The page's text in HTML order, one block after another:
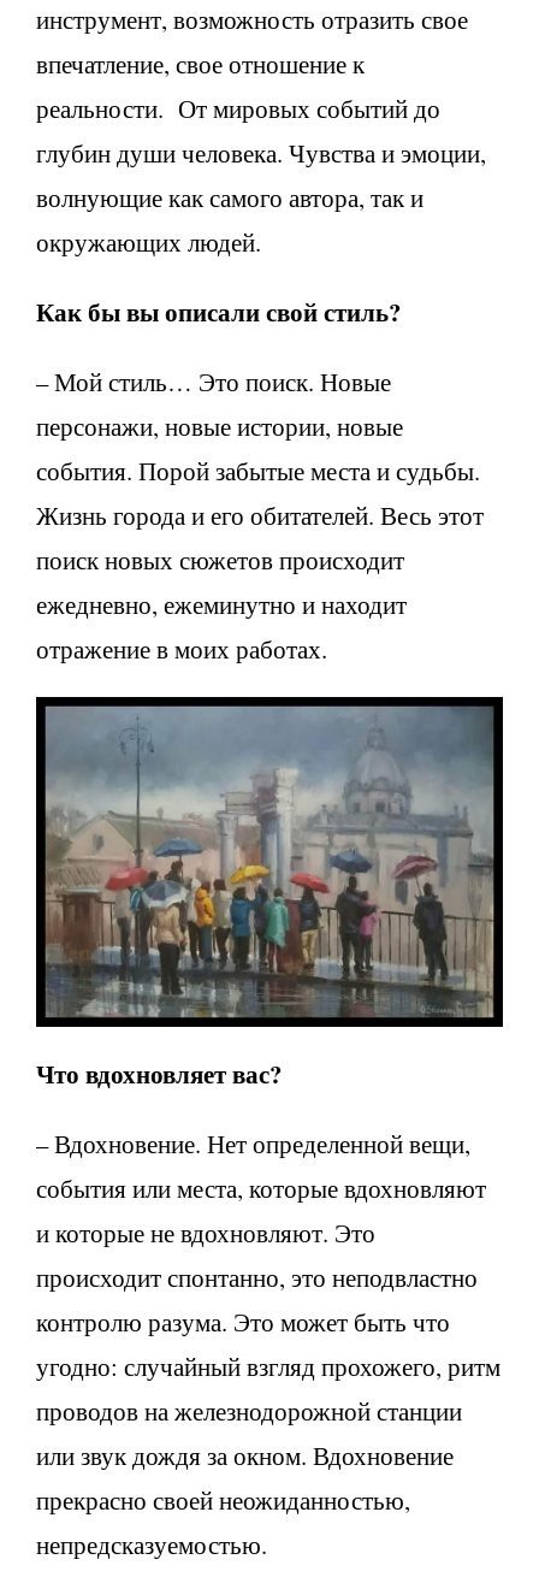
инструмент, возможность отразить свое
впечатление, свое отношение к
реальности. От мировых событий до
глубин души человека. Чувства и эмоции,
волнующие как самого автора, так и
окружающих людей.
Как бы вы описали свой стиль?
– Мой стиль… Это поиск. Новые
персонажи, новые истории, новые
события. Порой забытые места и судьбы.
Жизнь города и его обитателей. Весь этот
поиск новых сюжетов происходит
ежедневно, ежеминутно и находит
отражение в моих работах.
Что вдохновляет вас?
– Вдохновение. Нет определенной вещи,
события или места, которые вдохновляют
и которые не вдохновляют. Это
происходит спонтанно, это неподвластно
контролю разума. Это может быть что
угодно: случайный взгляд прохожего, ритм
проводов на железнодорожной станции
или звук дождя за окном. Вдохновение
прекрасно своей неожиданностью,
непредсказуемостью.